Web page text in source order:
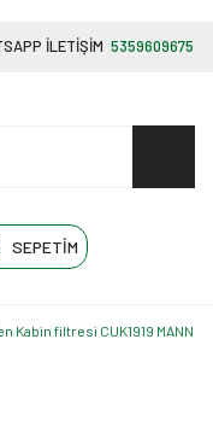
İLETİŞİM 5359609675
SEPETİM